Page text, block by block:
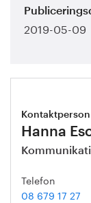
2019-05-09
Kontaktperson
Hanna
Telefon
08 679 17 27